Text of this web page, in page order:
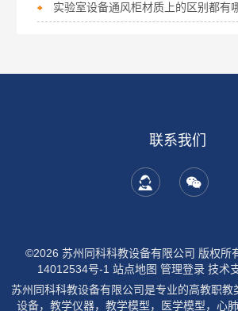
实验室设备通风柜材质上的区别都有
联系我们
©2026 苏州同科科教设备有限公司 版权所
14012534号-1 站点地图 管理登录技术支
苏州同科科教设备有限公司是专业的高教职教
设备，教学仪器，教学模型，医学模型，心